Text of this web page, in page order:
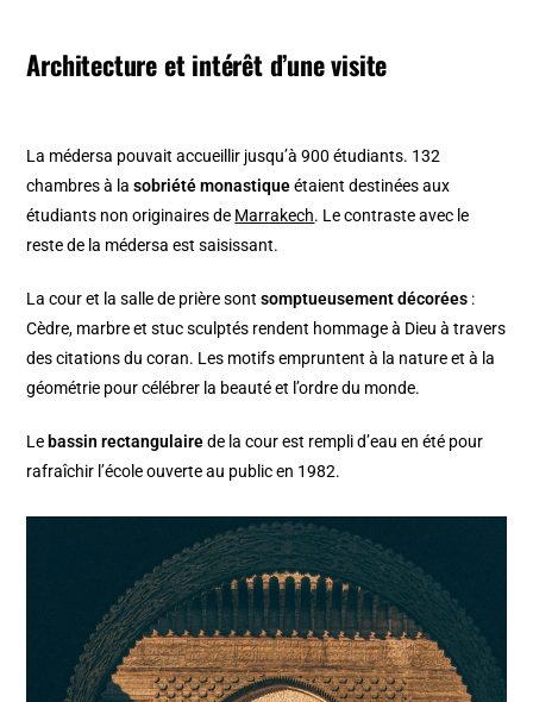
Architecture et intérêt d’une visite
La médersa pouvait accueillir jusqu’à 900 étudiants. 132
chambres à lasobriété monastiqueétaient destinées aux
étudiants non originaires de Marrakech. Le contraste avec le
reste de la médersa est saisissant.
La cour et la salle de prière sontsomptueusement décorées :
Cèdre, marbre et stuc sculptés rendent hommage à Dieu à travers
des citations du coran. Les motifs empruntent à la nature et à la
géométrie pour célébrer la beauté et l’ordre du monde.
Le bassin rectangulairede la cour est rempli d’eau en été pour
rafraîchir l’école ouverte au public en 1982.